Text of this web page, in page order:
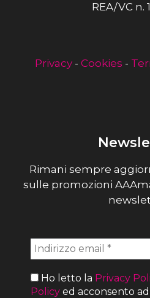
REA/VC n.
Privacy- Cookies -
Rimani sempre
sulle promozioni
Ho letto la Privacy
Policy ed acconsento